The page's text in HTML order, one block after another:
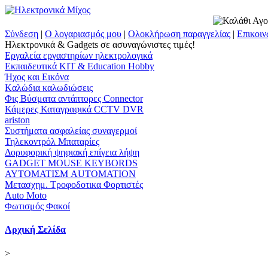
Σύνδεση | Ο λογαριασμός μου | Ολοκλήρωση παραγγελίας |
Ηλεκτρονικά & Gadgets σε ασυναγώνιστες τιμές!
Εργαλεία εργαστηρίων ηλεκτρολογικά
Εκπαιδευτικά KIT & Education Ηobby
Ήχος και Εικόνα
Kαλώδια καλωδιώσεις
Φις Βύσματα αντάπτορες Connector
Κάμερες Καταγραφικά CCTV DVR
ariston
Συστήματα ασφαλείας συναγερμοί
Τηλεκοντρόλ Μπαταρίες
Δορυφορική ψηφιακή επίγεια λήψη
GADGET MOUSE KEYBORDS
ΑΥΤΟΜΑΤΙΣΜ AUTOMATION
Μετασχημ. Τροφοδοτικα Φορτιστές
Auto Moto
Φωτισμός Φακοί
Αρχική Σελίδα
>